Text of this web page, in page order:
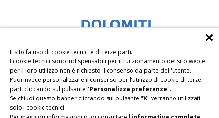
Il sito fa uso di cookie tecnici e di terze parti.
I cookie tecnici sono indispensabili per il funzionamento del sito web e
per il loro utilizzo non è richiesto il consenso da parte dell'utente.
Puoi invece personalizzare il consenso per l'utilizzo di cookie di terze
parti cliccando sul pulsante "Personalizza preferenze".
Se chiudi questo banner cliccando sul pulsante "X" verranno utilizzati
solo i cookie tecnici.